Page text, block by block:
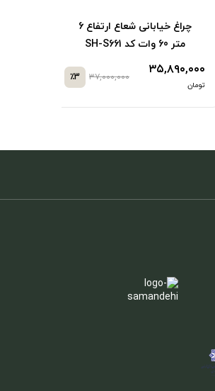
متر 60 وات کد SH-Luna-
03
۲۲,۳۳۹,۱۰۰
تومان
۲۳,۰۳۰,۰۰۰ ٪3